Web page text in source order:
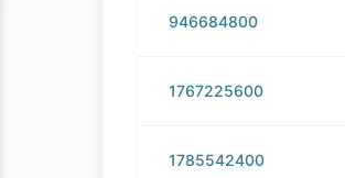
946684800
1767225600
1785542400